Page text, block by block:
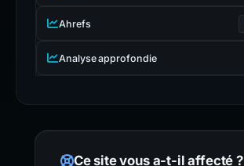
Ahrefs
Analyse approfondie
Ce site vous a-t-il affecté ?